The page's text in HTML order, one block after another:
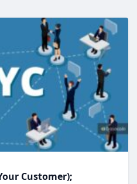
Customer);